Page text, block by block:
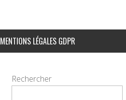
MENTIONS LÉGALES GDPR
Rechercher